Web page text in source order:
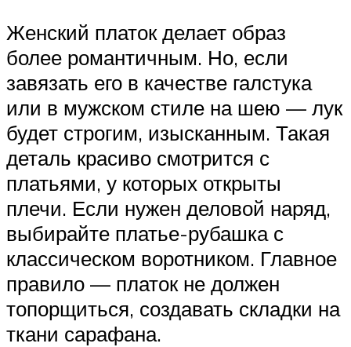
Женский платок делает образ
более романтичным. Но, если
завязать его в качестве галстука
или в мужском стиле на шею — лук
будет строгим, изысканным. Такая
деталь красиво смотрится с
платьями, у которых открыты
плечи. Если нужен деловой наряд,
выбирайте платье-рубашка с
классическом воротником. Главное
правило — платок не должен
топорщиться, создавать складки на
ткани сарафана.